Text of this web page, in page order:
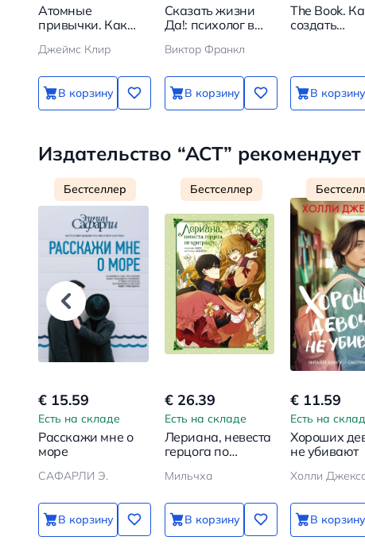
Атомные
привычки. Как
хорошие
избавиться от
плохих
Джеймс Клир
В корзину
Сказать жизни
Да!: психолог в
Виктор Франкл
В корзину
The Book.
создать
В корзину
Издательство “АСТ” рекомендует
Бестселлер
€ 15.59
Есть на складе
Расскажи мне о
море
САФАРЛИ Э.
В корзину
Бестселлер
€ 26.39
Есть на складе
Лериана, невеста
герцога по
Мильчха
В корзину
€ 11.59
Есть на
Хороших
не убивают
Холли
В корзину